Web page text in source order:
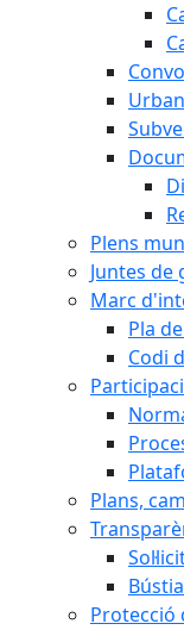
Plens
Juntes de
Marc
Pla
Codi
Plans,
Protecció